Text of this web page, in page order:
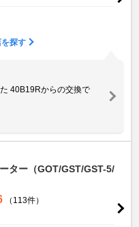
探す
40B19Rからの交換で
ター（GOT/GST/GST-5/
（113件）